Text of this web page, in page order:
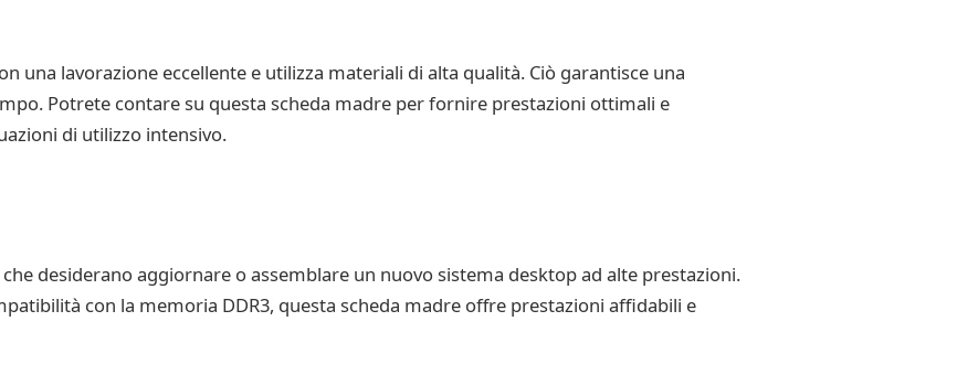
una lavorazione eccellente e utilizza materiali di alta qualità. Ciò garantisce una
Potrete contare su questa scheda madre per fornire prestazioni ottimali e
di utilizzo intensivo.
desiderano aggiornare o assemblare un nuovo sistema desktop ad alte prestazioni.
con la memoria DDR3, questa scheda madre offre prestazioni affidabili e